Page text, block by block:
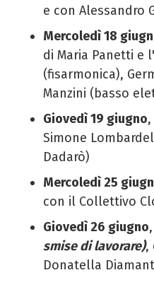
e con Alessandro
Mercoledì 18
di Maria Panetti e
(fisarmonica),
Manzini (basso
Giovedì 19 giugno,
Simone
Dadarò)
Mercoledì 25
con il Collettivo
Giovedì 26 giugno
smise di lavorare),
Donatella